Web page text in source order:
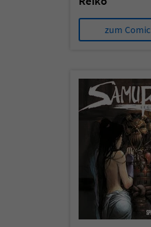
zum Comic